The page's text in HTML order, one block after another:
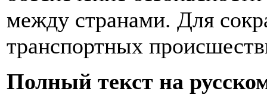
между странами. Для
транспортных
Полный текст на